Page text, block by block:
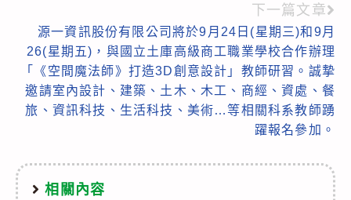
下一篇文章
源一資訊股份有限公司將於9月24日(星期三)和9月
26(星期五)，與國立土庫高級商工職業學校合作辦理
「《空間魔法師》打造3D創意設計」教師研習。誠摯
邀請室內設計、建築、土木、木工、商經、資處、餐
旅、資訊科技、生活科技、美術…等相關科系教師踴
躍報名參加。
相關內容